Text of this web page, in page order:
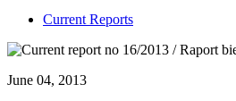
Current Reports
June 04, 2013